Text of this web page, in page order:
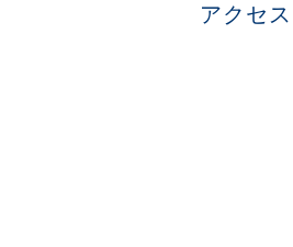
アクセス